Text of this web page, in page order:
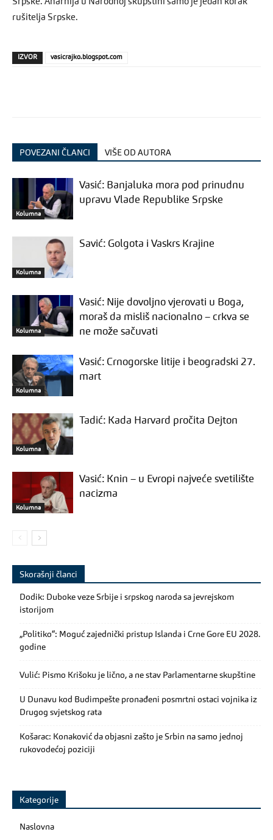
Srpske. Anarhija u Narodnoj skupštini samo je jedan korak
rušitelja Srpske.
IZVOR vasicrajko.blogspot.com
POVEZANI ČLANCI VIŠE OD AUTORA
Kolumna
Vasić: Banjaluka mora pod prinudnu
upravu Vlade Republike Srpske
Kolumna
Savić: Golgota i Vaskrs Krajine
Kolumna
Vasić: Nije dovoljno vjerovati u Boga,
moraš da misliš nacionalno – crkva se
ne može sačuvati
Kolumna
Vasić: Crnogorske litije i beogradski 27.
mart
Kolumna
Tadić: Kada Harvard pročita Dejton
Kolumna
Vasić: Knin – u Evropi najveće svetilište
nacizma
Skorašnji članci
Dodik: Duboke veze Srbije i srpskog naroda sa jevrejskom
istorijom
„Politiko“: Moguć zajednički pristup Islanda i Crne Gore EU 2028.
godine
Vulić: Pismo Krišoku je lično, a ne stav Parlamentarne skupštine
U Dunavu kod Budimpešte pronađeni posmrtni ostaci vojnika iz
Drugog svjetskog rata
Košarac: Konaković da objasni zašto je Srbin na samo jednoj
rukovodećoj poziciji
Kategorije
Naslovna